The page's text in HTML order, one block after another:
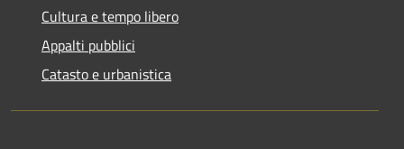
Cultura e tempo libero
Appalti pubblici
Catasto e urbanistica